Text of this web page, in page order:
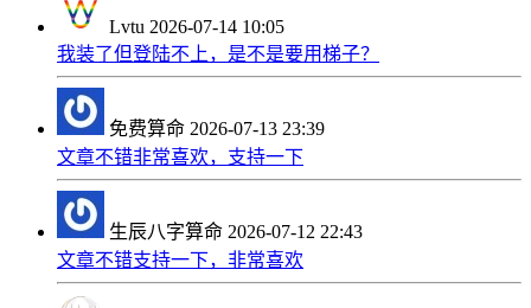
Lvtu 2026-07-14 10:05
我装了但登陆不上，是不是要用梯子？
免费算命 2026-07-13 23:39
文章不错非常喜欢，支持一下
生辰八字算命 2026-07-12 22:43
文章不错支持一下，非常喜欢